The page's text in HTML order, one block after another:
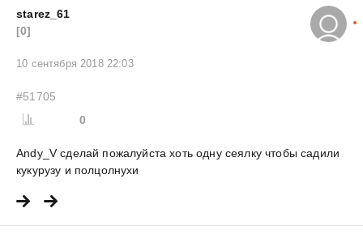
starez_61
[0]
10 сентября 2018 22:03
#51705
0
Andy_V сделай пожалуйста хоть одну сеялку чтобы садили
кукурузу и полцолнухи